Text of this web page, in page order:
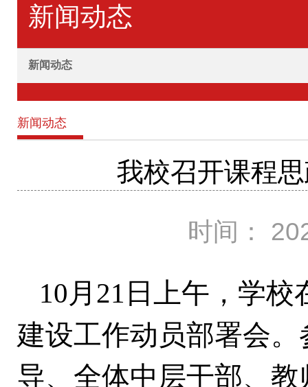
新闻动态
新闻动态
新闻动态
我校召开课程
时间：
10月21日上午，学
建设工作动员部署会
导、全体中层干部、